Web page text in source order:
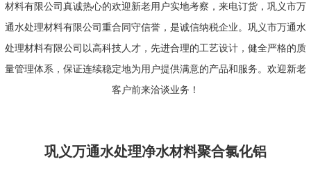
材料有限公司真诚热心的欢迎新老用户实地考察，来电订货，巩义市万
通水处理材料有限公司重合同守信誉，是诚信纳税企业。巩义市万通水
处理材料有限公司以高科技人才，先进合理的工艺设计，健全严格的质
量管理体系，保证连续稳定地为用户提供满意的产品和服务。欢迎新老
客户前来洽谈业务！
巩义万通水处理净水材料聚合氯化铝